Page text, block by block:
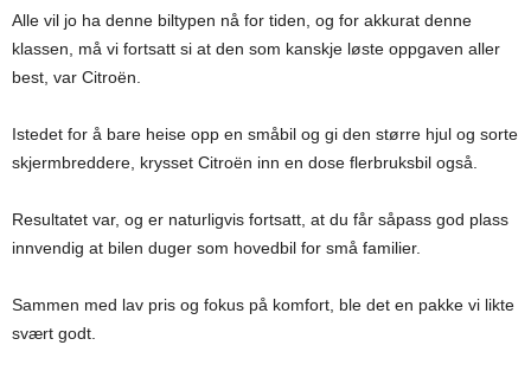
Alle vil jo ha denne biltypen nå for tiden, og for akkurat denne
klassen, må vi fortsatt si at den som kanskje løste oppgaven aller
best, var Citroën.
Istedet for å bare heise opp en småbil og gi den større hjul og sorte
skjermbreddere, krysset Citroën inn en dose flerbruksbil også.
Resultatet var, og er naturligvis fortsatt, at du får såpass god plass
innvendig at bilen duger som hovedbil for små familier.
Sammen med lav pris og fokus på komfort, ble det en pakke vi likte
svært godt.